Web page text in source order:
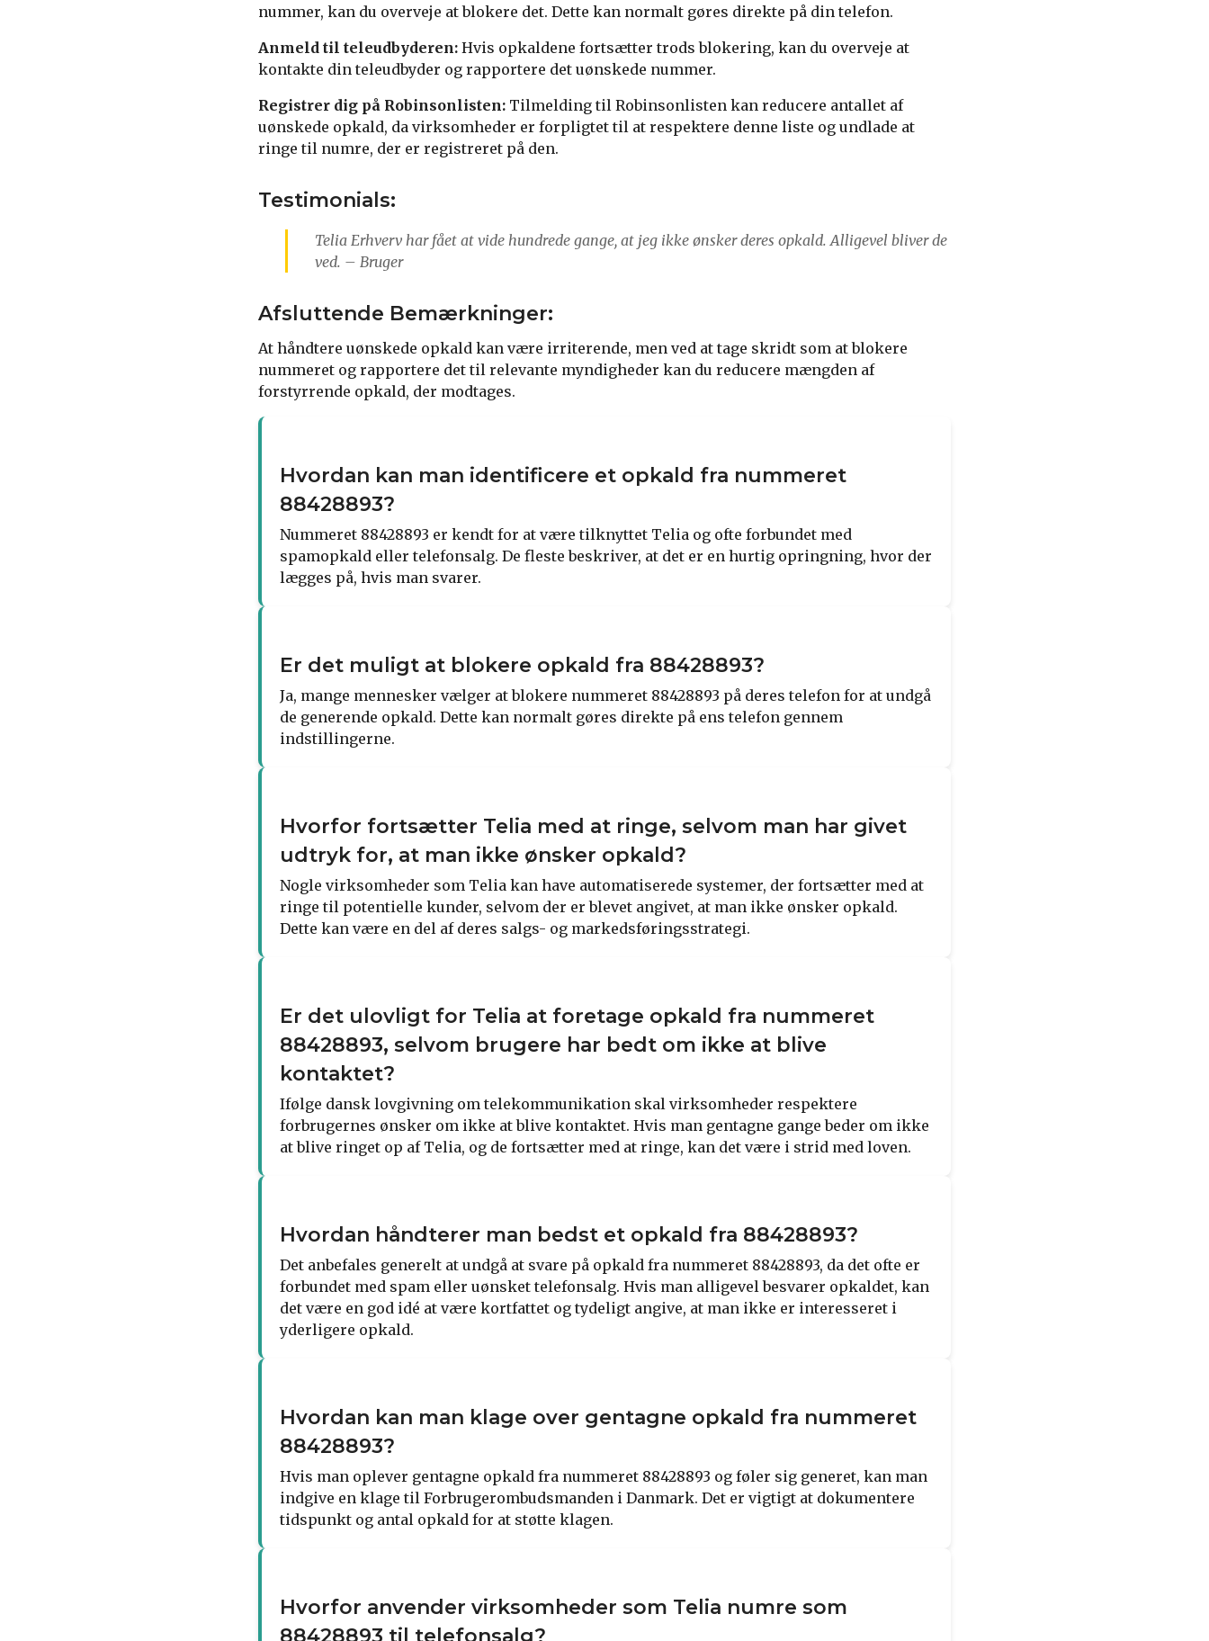
nummer, kan du overveje at blokere det. Dette kan normalt gøres direkte på din telefon.
Anmeld til teleudbyderen: Hvis opkaldene fortsætter trods blokering, kan du overveje at
kontakte din teleudbyder og rapportere det uønskede nummer.
Registrer dig på Robinsonlisten: Tilmelding til Robinsonlisten kan reducere antallet af
uønskede opkald, da virksomheder er forpligtet til at respektere denne liste og undlade at
ringe til numre, der er registreret på den.
Testimonials:
Telia Erhverv har fået at vide hundrede gange, at jeg ikke ønsker deres opkald. Alligevel bliver de
ved. – Bruger
Afsluttende Bemærkninger:
At håndtere uønskede opkald kan være irriterende, men ved at tage skridt som at blokere
nummeret og rapportere det til relevante myndigheder kan du reducere mængden af
forstyrrende opkald, der modtages.
Hvordan kan man identificere et opkald fra nummeret
88428893?
Nummeret 88428893 er kendt for at være tilknyttet Telia og ofte forbundet med
spamopkald eller telefonsalg. De fleste beskriver, at det er en hurtig opringning, hvor der
lægges på, hvis man svarer.
Er det muligt at blokere opkald fra 88428893?
Ja, mange mennesker vælger at blokere nummeret 88428893 på deres telefon for at undgå
de generende opkald. Dette kan normalt gøres direkte på ens telefon gennem
indstillingerne.
Hvorfor fortsætter Telia med at ringe, selvom man har givet
udtryk for, at man ikke ønsker opkald?
Nogle virksomheder som Telia kan have automatiserede systemer, der fortsætter med at
ringe til potentielle kunder, selvom der er blevet angivet, at man ikke ønsker opkald.
Dette kan være en del af deres salgs- og markedsføringsstrategi.
Er det ulovligt for Telia at foretage opkald fra nummeret
88428893, selvom brugere har bedt om ikke at blive
kontaktet?
Ifølge dansk lovgivning om telekommunikation skal virksomheder respektere
forbrugernes ønsker om ikke at blive kontaktet. Hvis man gentagne gange beder om ikke
at blive ringet op af Telia, og de fortsætter med at ringe, kan det være i strid med loven.
Hvordan håndterer man bedst et opkald fra 88428893?
Det anbefales generelt at undgå at svare på opkald fra nummeret 88428893, da det ofte er
forbundet med spam eller uønsket telefonsalg. Hvis man alligevel besvarer opkaldet, kan
det være en god idé at være kortfattet og tydeligt angive, at man ikke er interesseret i
yderligere opkald.
Hvordan kan man klage over gentagne opkald fra nummeret
88428893?
Hvis man oplever gentagne opkald fra nummeret 88428893 og føler sig generet, kan man
indgive en klage til Forbrugerombudsmanden i Danmark. Det er vigtigt at dokumentere
tidspunkt og antal opkald for at støtte klagen.
Hvorfor anvender virksomheder som Telia numre som
88428893 til telefonsalg?